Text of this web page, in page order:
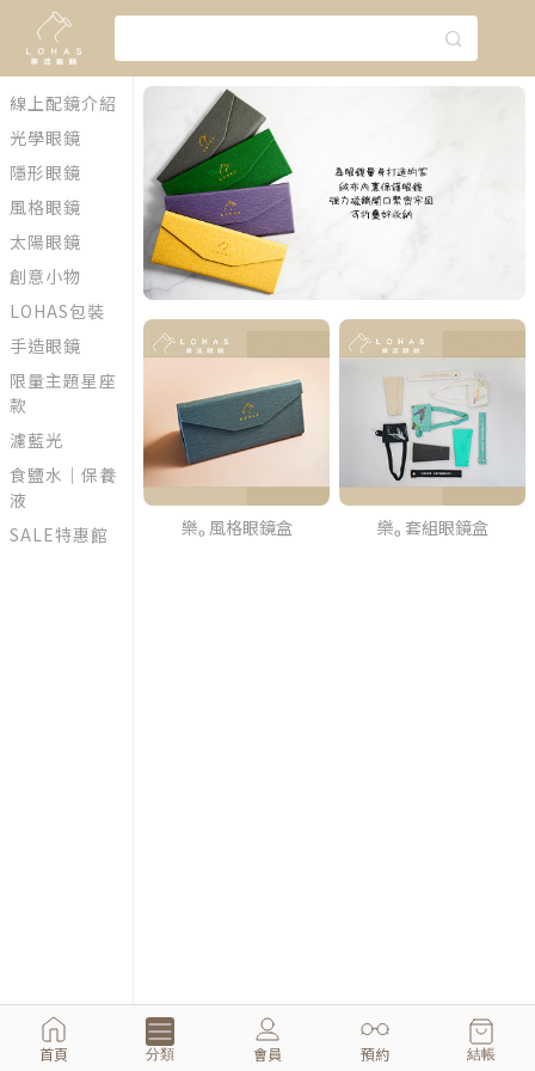
線上配鏡介紹
光學眼鏡
隱形眼鏡
風格眼鏡
太陽眼鏡
創意小物
LOHAS包裝
手造眼鏡
限量主題星座
款
濾藍光
食鹽水｜保養
液
SALE特惠館
樂ₒ 風格眼鏡盒 樂ₒ 套組眼鏡盒
首頁 分類 會員 預約 結帳